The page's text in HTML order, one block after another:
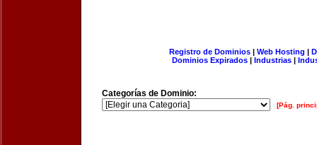
Registro de Dominios| Web Hosting |
Dominios Expirados | Industrias |
Categorías de Dominio:
[Pág.